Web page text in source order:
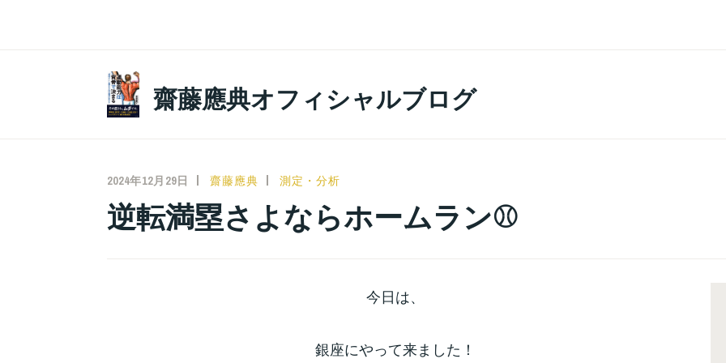
齋藤應典オフィシャルブログ
2024年12月29日 齋藤應典 測定・分析
逆転満塁さよならホームラン⚾️
今日は、
銀座にやって来ました！